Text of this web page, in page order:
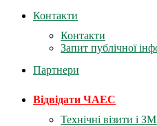
Контакти
Контакти
Запит публічної
Партнери
Відвідати ЧАЕС
Технічні візити і